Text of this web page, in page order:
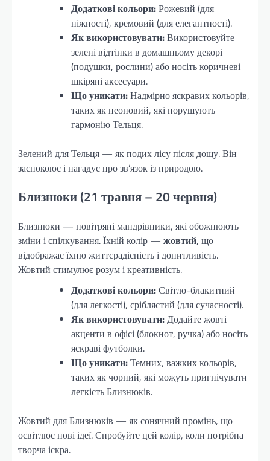
Додаткові кольори:Рожевий (для
ніжності), кремовий (для елегантності).
Як використовувати:Використовуйте
зелені відтінки в домашньому декорі
(подушки, рослини) або носіть коричневі
шкіряні аксесуари.
Що уникати:Надмірно яскравих кольорів,
таких як неоновий, які порушують
гармонію Тельця.
Зелений для Тельця — як подих лісу після дощу. Він
заспокоює і нагадує про зв’язок із природою.
Близнюки (21 травня – 20 червня)
Близнюки — повітряні мандрівники, які обожнюють
зміни і спілкування. Їхній колір — жовтий, що
відображає їхню життєрадісність і допитливість.
Жовтий стимулює розум і креативність.
Додаткові кольори:Світло-блакитний
(для легкості), сріблястий (для сучасності).
Як використовувати:Додайте жовті
акценти в офісі (блокнот, ручка) або носіть
яскраві футболки.
Що уникати:Темних, важких кольорів,
таких як чорний, які можуть пригнічувати
легкість Близнюків.
Жовтий для Близнюків — як сонячний промінь, що
освітлює нові ідеї. Спробуйте цей колір, коли потрібна
творча іскра.